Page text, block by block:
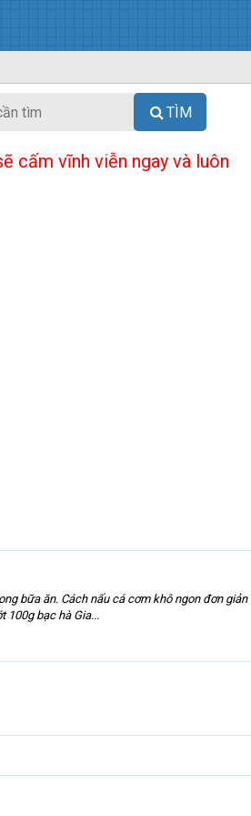
TÌM
cấm vĩnh viễn ngay và luôn
bữa ăn. Cách nấu cá cơm khô ngon đơn
100g bạc hà Gia...